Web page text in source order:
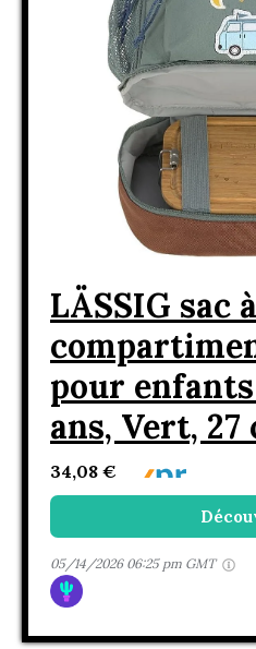
LÄSSIG sac
pour
ans, Vert, 27
34,08 €
05/14/2026 06:25 pm GMT